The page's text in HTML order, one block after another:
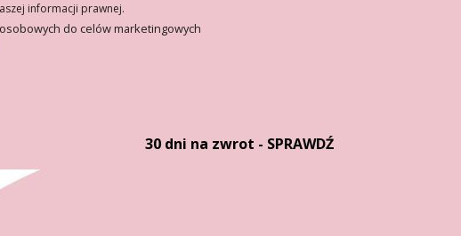
informacji prawnej.
do celów marketingowych
30 dni na zwrot - SPRAWDŹ